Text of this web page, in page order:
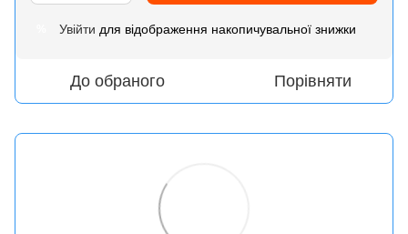
Увійти для відображення накопичувальної знижки
До обраного Порівняти